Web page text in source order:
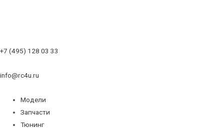
+7 (495) 128 03 33
info@rc4u.ru
Модели
Запчасти
Тюнинг